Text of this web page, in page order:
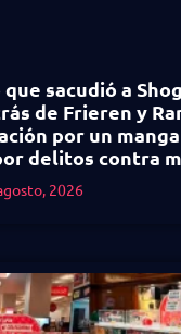
sacudió a
de Frieren y
por un
delitos contra
2026